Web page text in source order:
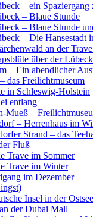
– ein Spaziergang
– Blaue Stunde
– Blaue Stunde
– Die Hansestadt
an der
über der
– Ein abendlicher
das Freilichtmuseum
in Schleswig-Holstein
entlang
Mueß –
– Herrenhaus im
Strand – das
Fluß
Trave im Sommer
Trave im Winter
im Dezember
Insel in der Ostsee
der Dubai Mall